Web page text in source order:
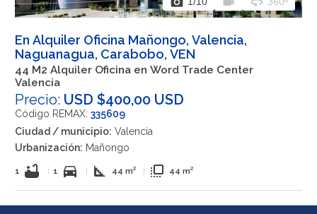
En Alquiler Oficina Mañongo, Valencia,
Naguanagua, Carabobo, VEN
44 M2 Alquiler Oficina en Word Trade Center
Valencia
Precio: USD $400,00 USD
Código REMAX: 335609
Ciudad / municipio: Valencia
Urbanización: Mañongo
1 bathtub 1 directions_car square_foot 44 m² flip_to_front 44 m²